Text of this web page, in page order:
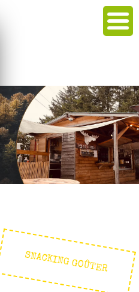
SNACKING GOÛTER